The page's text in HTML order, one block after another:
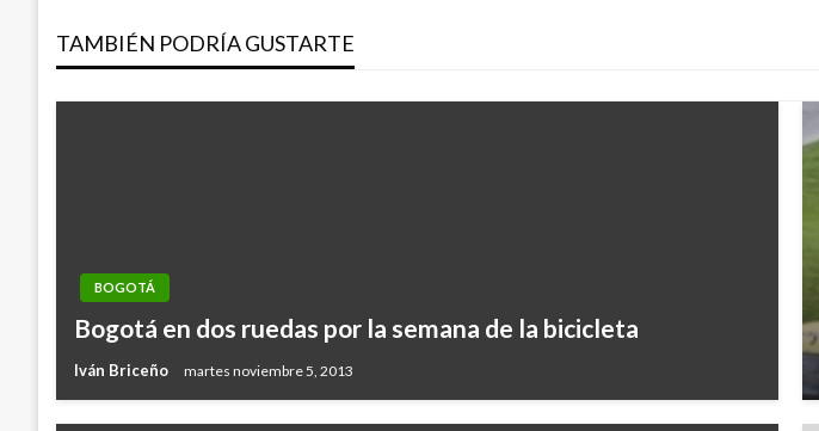
entradas
TAMBIÉN PODRÍA GUSTARTE
BOGOTÁ
Bogotá en dos ruedas por la semana de la bicicleta
Iván Briceño martes noviembre 5, 2013